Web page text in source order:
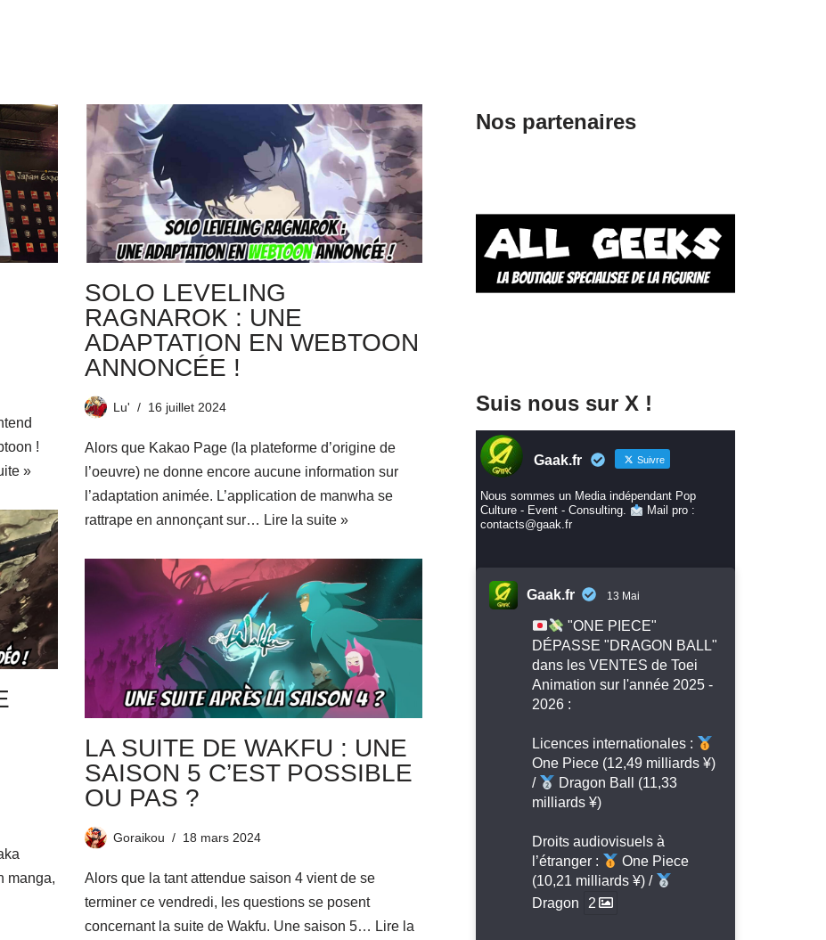
!
»
SOLO LEVELING
RAGNAROK : UNE
ADAPTATION EN WEBTOON
ANNONCÉE !
Lu' 16 juillet 2024
Alors que Kakao Page (la plateforme d’origine de
l’oeuvre) ne donne encore aucune information sur
l’adaptation animée. L’application de manwha se
rattrape en annonçant sur… Lire la suite »
manga,
LA SUITE DE WAKFU : UNE
SAISON 5 C’EST POSSIBLE
OU PAS ?
Goraikou 18 mars 2024
Alors que la tant attendue saison 4 vient de se
terminer ce vendredi, les questions se posent
concernant la suite de Wakfu. Une saison 5… Lire la
Nos partenaires
Suis nous sur X !
Gaak.fr Suivre
Nous sommes un Media indépendant Pop
Culture - Event - Consulting.
Mail pro :
contacts@gaak.fr
Gaak.fr 13 Mai
"ONE PIECE"
DÉPASSE "DRAGON BALL"
dans les VENTES de Toei
Animation sur l'année 2025 -
2026 :
Licences internationales :
One Piece (12,49 milliards ¥)
/
Dragon Ball (11,33
milliards ¥)
Droits audiovisuels à
l’étranger :
One Piece
(10,21 milliards ¥) /
Dragon
2